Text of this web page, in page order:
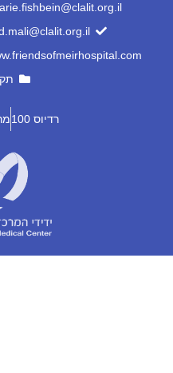
רדיוס 100